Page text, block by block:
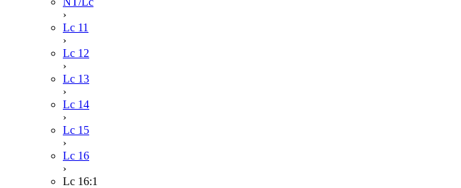
›
Lc 11
›
Lc 12
›
Lc 13
›
Lc 14
›
Lc 15
›
Lc 16
›
Lc 16:1